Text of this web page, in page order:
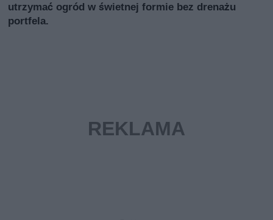
utrzymać ogród w świetnej formie bez drenażu
portfela.